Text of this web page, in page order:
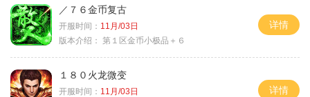
／７６金币复古
开服时间： 11月/03日
版本介绍： 第１区金币小极品＋６
详情
１８０火龙微变
开服时间： 11月/03日
详情